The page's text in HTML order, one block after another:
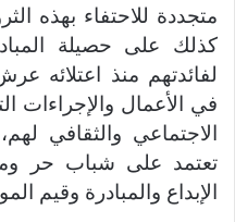
متجددة للاحتفاء بهذه
كذلك على حصيلة
لفائدتهم منذ اعتلائه
في الأعمال والإجراءات
الاجتماعي والثقافي
تعتمد على شباب حر
الإبداع والمبادرة وقيم